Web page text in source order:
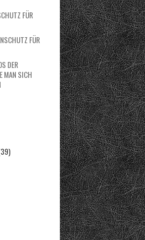
FÜR
FÜR
DER
MAN SICH